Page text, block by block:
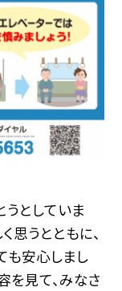
としていま
思うとともに、
も安心しまし
を見て、みなさ